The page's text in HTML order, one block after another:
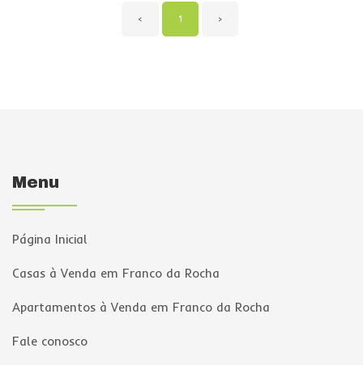
‹ 1 ›
Menu
Página Inicial
Casas à Venda em Franco da Rocha
Apartamentos à Venda em Franco da Rocha
Fale conosco